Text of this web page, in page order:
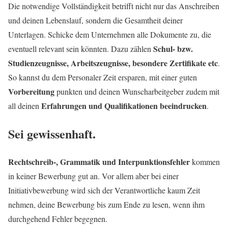
Die notwendige Vollständigkeit betrifft nicht nur das Anschreiben
und deinen Lebenslauf, sondern die Gesamtheit deiner
Unterlagen. Schicke dem Unternehmen alle Dokumente zu, die
eventuell relevant sein könnten. Dazu zählenSchul- bzw.
Studienzeugnisse, Arbeitszeugnisse, besondere Zertifikate etc.
So kannst du dem Personaler Zeit ersparen, mit einer guten
Vorbereitungpunkten und deinen Wunscharbeitgeber zudem mit
all deinenErfahrungen und Qualifikationen beeindrucken.
Sei gewissenhaft.
Rechtschreib-, Grammatik und Interpunktionsfehlerkommen
in keiner Bewerbung gut an. Vor allem aber bei einer
Initiativbewerbung wird sich der Verantwortliche kaum Zeit
nehmen, deine Bewerbung bis zum Ende zu lesen, wenn ihm
durchgehend Fehler begegnen.